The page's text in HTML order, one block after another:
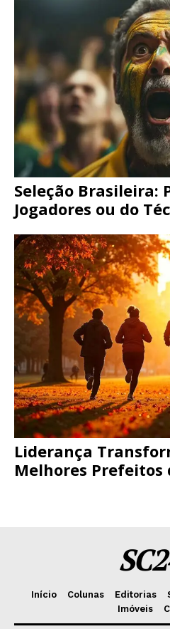
Seleção Brasileira:
Jogadores ou do
Liderança
Melhores Prefeitos
Início Colunas Editorias
Imóveis